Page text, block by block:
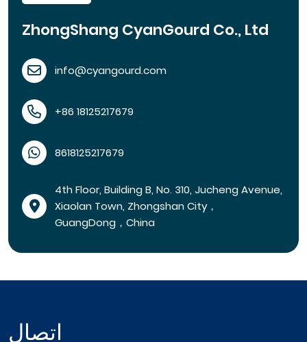
ZhongShang CyanGourd Co., Ltd
info@cyangourd.com
+86 18125217679
8618125217679
4th Floor, Building B, No. 310, Jucheng Avenue,
Xiaolan Town, Zhongshan City，
GuangDong，China
اتصال